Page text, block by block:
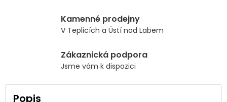
Kamenné prodejny
V Teplicích a Ústí nad Labem
Zákaznická podpora
Jsme vám k dispozici
Popis